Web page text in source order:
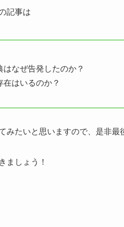
記事は
はなぜ告発したのか？
在はいるのか？
みたいと思いますので、是非最
ましょう！